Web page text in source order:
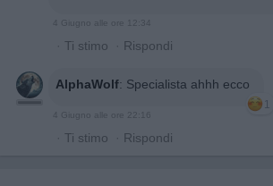
4 Giugno alle ore 12:34
· Ti stimo · Rispondi
AlphaWolf: Specialista ahhh ecco
1
4 Giugno alle ore 22:16
· Ti stimo · Rispondi